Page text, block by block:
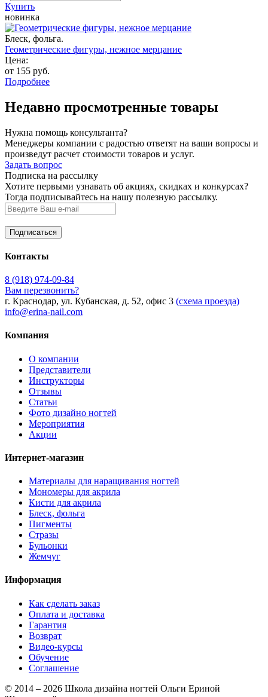
Купить
новинка
Блеск, фольга.
Геометрические фигуры, нежное мерцание
Цена:
от 155 руб.
Подробнее
Недавно просмотренные товары
Нужна помощь консультанта?
Менеджеры компании с радостью ответят на ваши вопросы и
произведут расчет стоимости товаров и услуг.
Задать вопрос
Подписка на рассылку
Хотите первыми узнавать об акциях, скидках и конкурсах?
Тогда подписывайтесь на нашу полезную рассылку.
Контакты
8 (918) 974-09-84
Вам перезвонить?
г. Краснодар, ул. Кубанская, д. 52, офис 3 (схема проезда)
info@erina-nail.com
Компания
О компании
Представители
Инструкторы
Отзывы
Статьи
Фото дизайно ногтей
Мероприятия
Акции
Интернет-магазин
Материалы для наращивания ногтей
Мономеры для акрила
Кисти для акрила
Блеск, фольга
Пигменты
Стразы
Бульонки
Жемчуг
Информация
Как сделать заказ
Оплата и доставка
Гарантия
Возврат
Видео-курсы
Обучение
Соглашение
© 2014 – 2026 Школа дизайна ногтей Ольги Ериной